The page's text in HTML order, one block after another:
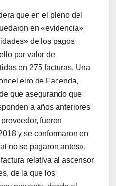
que en el pleno del
en «evidencia»
de los pagos
por valor de
en 275 facturas. Una
de Facenda,
que asegurando que
a años anteriores
fueron
y se conformaron en
no se pagaron antes».
relativa al ascensor
de la que los